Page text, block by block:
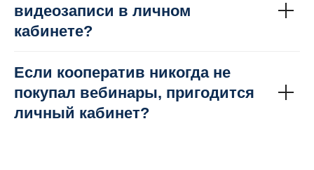
видеозаписи в личном
кабинете?
Если кооператив никогда не
покупал вебинары, пригодится
личный кабинет?